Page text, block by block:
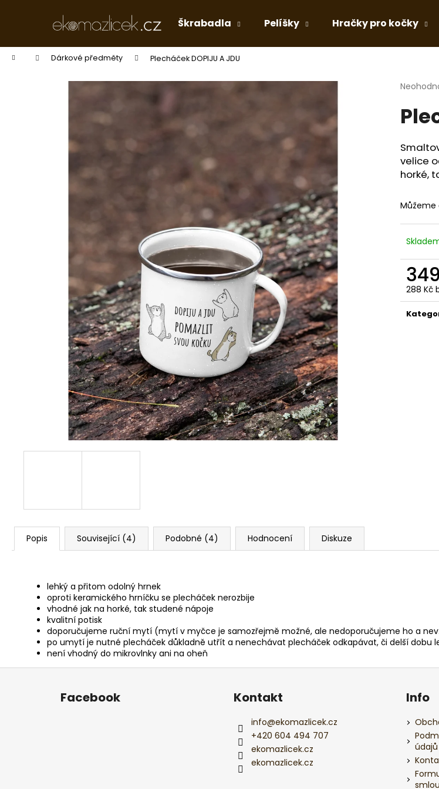
Škrabadla Pelíšky Hračky pro kočky
Domů Dárkové předměty Plecháček DOPIJU A JDU
produktu
je
z
5
velice
horké,
Můžeme
288 Kč
Měrná
cena:
Popis Související (4) Podobné (4) Hodnocení Diskuze
lehký a přitom odolný hrnek
oproti keramického hrníčku se plecháček nerozbije
vhodné jak na horké, tak studené nápoje
kvalitní potisk
doporučujeme ruční mytí (mytí v myčce je samozřejmě možné, ale nedoporučujeme ho a
po umytí je nutné plecháček důkladně utřít a nenechávat plecháček odkapávat, či delší dobu
není vhodný do mikrovlnky ani na oheň
í
Zpět
do
obchodu
Zpět
do
obchodu
Doporučujeme
Z
Facebook Kontakt
info@ekomazlicek.cz
+420 604 494 707
ekomazlicek.cz
ekomazlicek.cz
Info
údajů